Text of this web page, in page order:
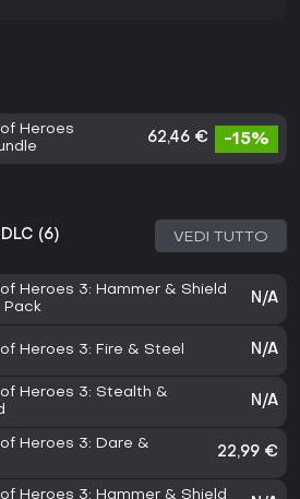
Heroes
62,46 € -15%
(6) VEDI TUTTO
Heroes 3: Hammer & Shield
Pack
N/A
Heroes 3: Fire & Steel N/A
Heroes 3: Stealth &
N/A
Heroes 3: Dare &
22,99 €
Heroes 3: Hammer & Shield